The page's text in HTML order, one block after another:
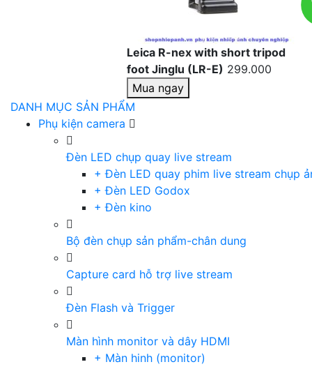
Leica R-nex with short tripod
foot Jinglu (LR-E) 299.000
Mua ngay
DANH MỤC SẢN PHẨM
Phụ kiện camera
Đèn LED chụp quay live stream
+ Đèn LED quay phim live stream chụp
+ Đèn LED Godox
+ Đèn kino
Bộ đèn chụp sản phẩm-chân dung
Capture card hỗ trợ live stream
Đèn Flash và Trigger
Màn hình monitor và dây HDMI
+ Màn hinh (monitor)